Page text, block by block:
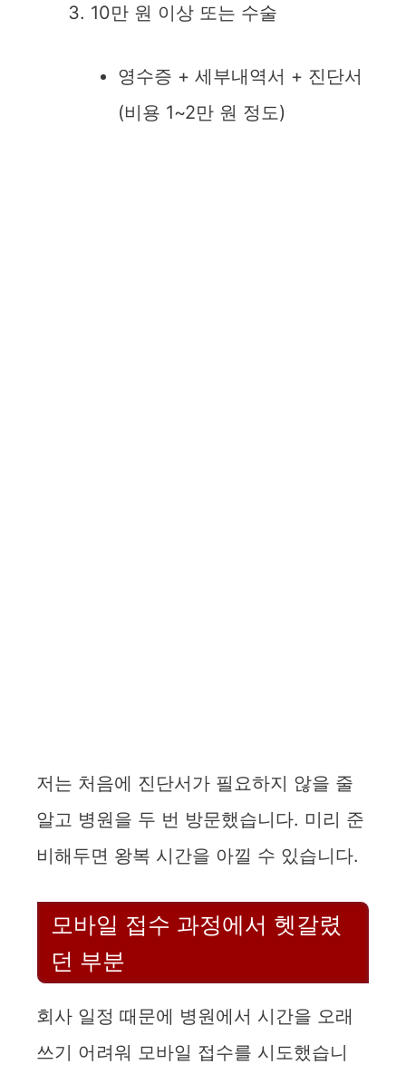
10만 원 이상 또는 수술
영수증 + 세부내역서 + 진단서
(비용 1~2만 원 정도)
저는 처음에 진단서가 필요하지 않을 줄
알고 병원을 두 번 방문했습니다. 미리 준
비해두면 왕복 시간을 아낄 수 있습니다.
모바일 접수 과정에서 헷갈렸
던 부분
회사 일정 때문에 병원에서 시간을 오래
쓰기 어려워 모바일 접수를 시도했습니